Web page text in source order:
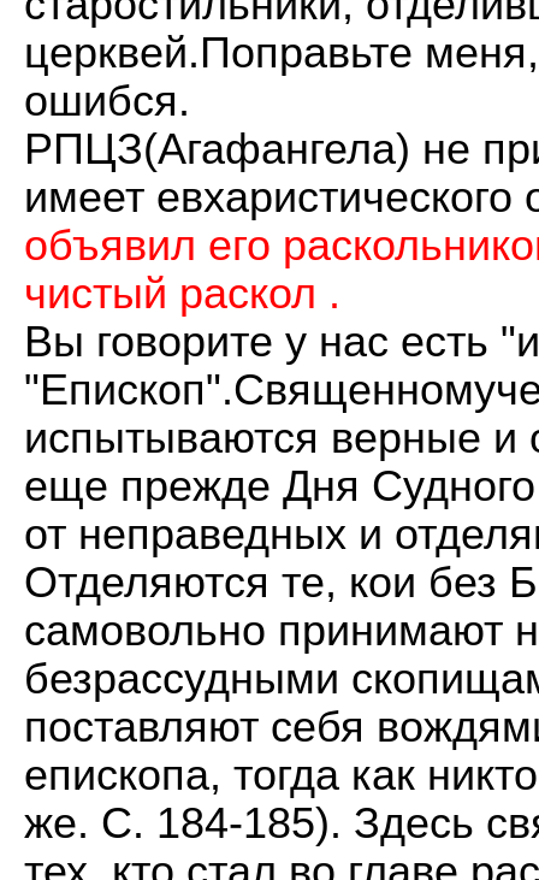
церквей.Поправьте
ошибся.
РПЦЗ(Агафангела) не
имеет
объявил его
чистый раскол .
Вы говорите у нас есть
испытываются верные и
еще прежде Дня
от неправедных и
Отделяются те, кои без
самовольно принимают
безрассудными
поставляют себя
епископа, тогда как
же. С. 184-185). Здесь